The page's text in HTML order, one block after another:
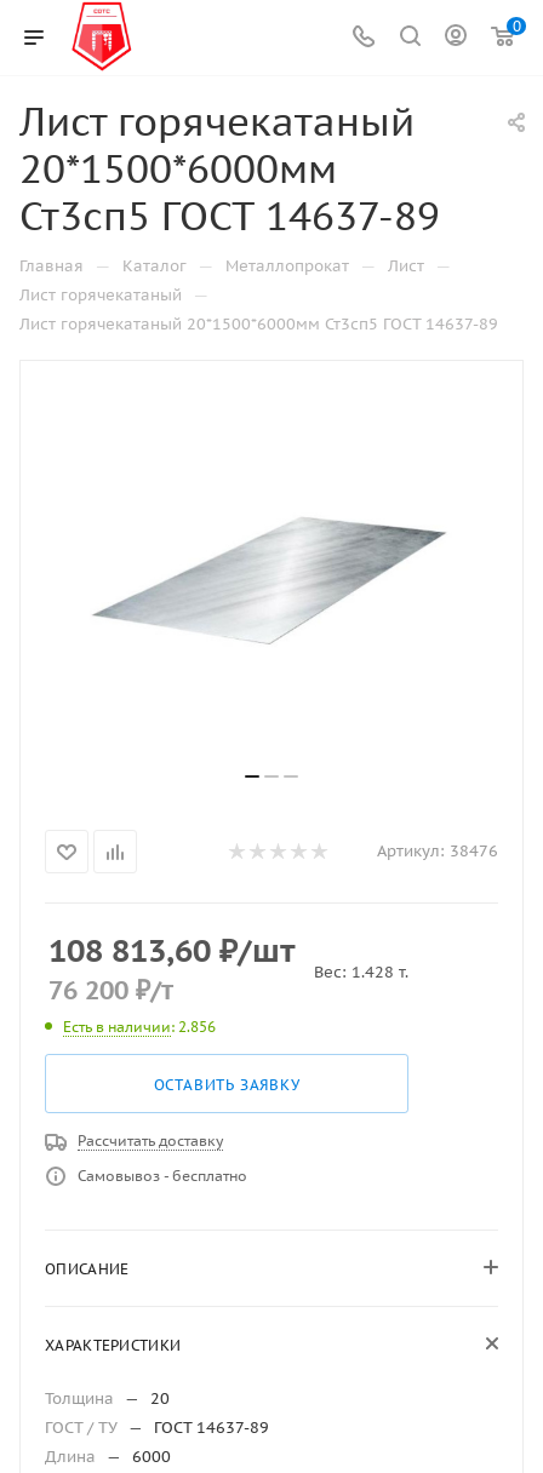
0
Лист горячекатаный
20*1500*6000мм
Ст3сп5 ГОСТ 14637-89
Главная — Каталог — Металлопрокат — Лист —
Лист горячекатаный —
Лист горячекатаный 20*1500*6000мм Ст3сп5 ГОСТ 14637-89
Артикул: 38476
108 813,60 ₽/шт
76 200 ₽/т
Есть в наличии: 2.856
ОСТАВИТЬ ЗАЯВКУ
Вес: 1.428 т.
Рассчитать доставку
Самовывоз - бесплатно
ОПИСАНИЕ
ХАРАКТЕРИСТИКИ
Толщина —
20
ГОСТ / ТУ —
ГОСТ 14637-89
Длина
—
6000